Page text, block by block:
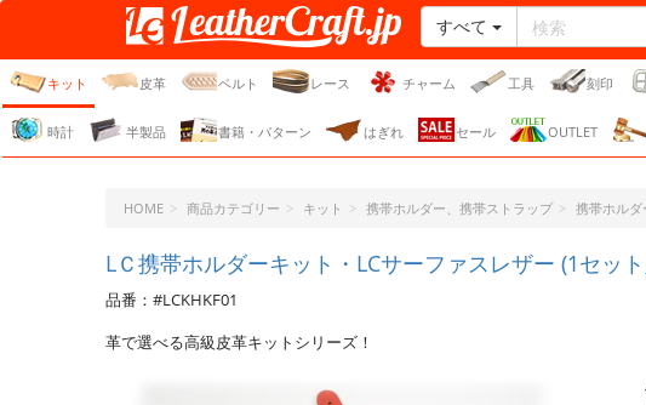
レザークラフト・ドット・
ジェーピー
すべて
キット 皮革 ベルト レース チャーム 工具 刻印
時計 半製品 書籍・パターン はぎれ セール OUTLET
HOME 商品カテゴリー キット 携帯ホルダー、携帯ストラップ 携帯ホルダ
LＣ携帯ホルダーキット・LCサーファスレザー (1セッ
品番：#LCKHKF01
革で選べる高級皮革キットシリーズ！